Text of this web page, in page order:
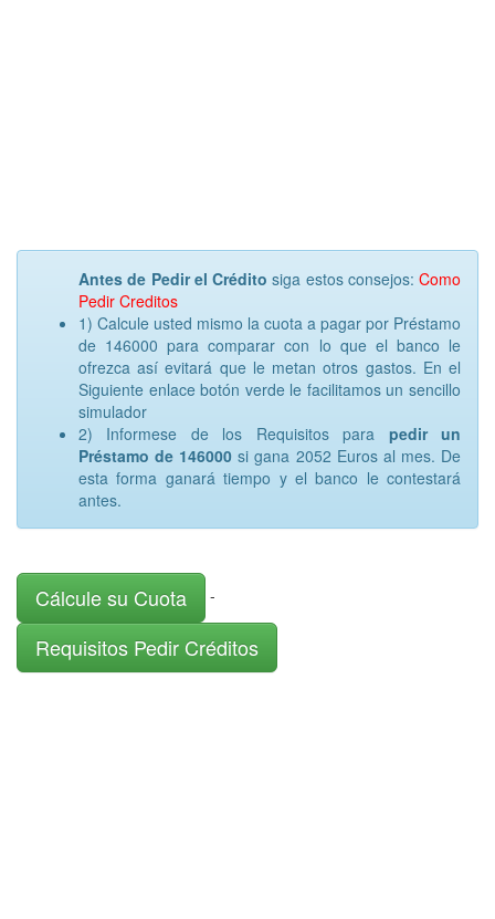
Antes de Pedir el Crédito siga estos consejos: Como
Pedir Creditos
1) Calcule usted mismo la cuota a pagar por Préstamo
de 146000 para comparar con lo que el banco le
ofrezca así evitará que le metan otros gastos. En el
Siguiente enlace botón verde le facilitamos un sencillo
simulador
2) Informese de los Requisitos para pedir un
Préstamo de 146000si gana 2052 Euros al mes. De
esta forma ganará tiempo y el banco le contestará
antes.
Cálcule su Cuota -
Requisitos Pedir Créditos